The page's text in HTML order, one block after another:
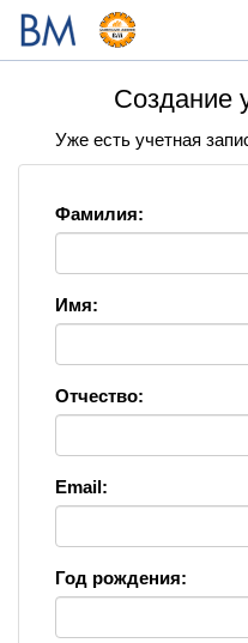
Создание
Уже есть учетная
Фамилия:
Имя:
Отчество:
Email:
Год рождения: